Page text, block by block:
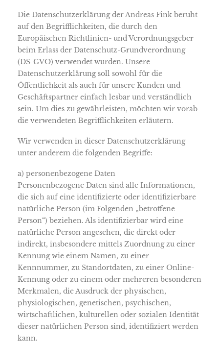
Die Datenschutzerklärung der Andreas Fink beruht
auf den Begrifflichkeiten, die durch den
Europäischen Richtlinien- und Verordnungsgeber
beim Erlass der Datenschutz-Grundverordnung
(DS-GVO) verwendet wurden. Unsere
Datenschutzerklärung soll sowohl für die
Öffentlichkeit als auch für unsere Kunden und
Geschäftspartner einfach lesbar und verständlich
sein. Um dies zu gewährleisten, möchten wir vorab
die verwendeten Begrifflichkeiten erläutern.
Wir verwenden in dieser Datenschutzerklärung
unter anderem die folgenden Begriffe:
a) personenbezogene Daten
Personenbezogene Daten sind alle Informationen,
die sich auf eine identifizierte oder identifizierbare
natürliche Person (im Folgenden „betroffene
Person“) beziehen. Als identifizierbar wird eine
natürliche Person angesehen, die direkt oder
indirekt, insbesondere mittels Zuordnung zu einer
Kennung wie einem Namen, zu einer
Kennnummer, zu Standortdaten, zu einer Online-
Kennung oder zu einem oder mehreren besonderen
Merkmalen, die Ausdruck der physischen,
physiologischen, genetischen, psychischen,
wirtschaftlichen, kulturellen oder sozialen Identität
dieser natürlichen Person sind, identifiziert werden
kann.